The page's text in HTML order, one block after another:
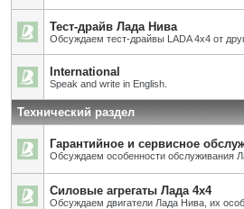
Тест-драйв Лада Нива
Обсуждаем тест-драйвы LADA 4x4 от
International
Speak and write in English.
Технический раздел
Гарантийное и сервисное
Обсуждаем особенности обслуживания
Силовые агрегаты Лада 4х4
Обсуждаем двигатели Лада Нива, их